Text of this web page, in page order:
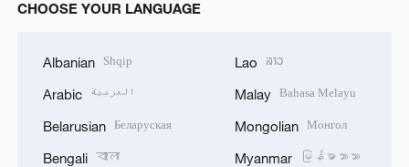
CHOOSE YOUR LANGUAGE
Albanian Shqip
Arabic العربية
Belarusian Беларуская
Bengali বাংলা
Lao ລາວ
Malay Bahasa Melayu
Mongolian Монгол
Myanmar မြန်မာဘာသာ